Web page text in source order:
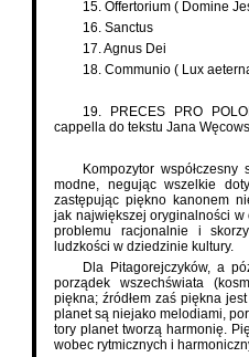
15. Offertorium ( Domine
16. Sanctus
17. Agnus Dei
18. Communio ( Lux
19. PRECES PRO
cappella do tekstu Jana
Kompozytor
modne, negując wszelkie
zastępując piękno kanonem
jak największej oryginalności
problemu racjonalnie i
ludzkości w dziedzinie kultury.
Dla Pitagorejczyków, a
porządek wszechświata
piękna; źródłem zaś piękna
planet są niejako melodiami,
tory planet tworzą harmonię.
wobec rytmicznych i